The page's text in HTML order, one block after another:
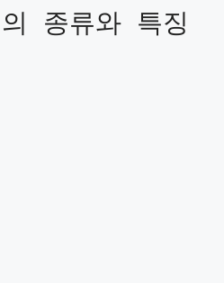
종류와 특징